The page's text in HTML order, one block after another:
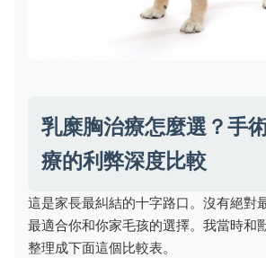
乳糜胸治療怎麼選？手
療的利弊深度比較
這是家長最糾結的十字路口。沒有絕對
最適合你和你家毛孩的選擇。我當時和
整理成下面這個比較表。